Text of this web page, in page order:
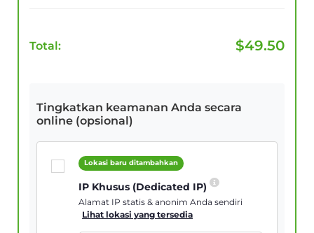
Total: $49.50
Tingkatkan keamanan Anda secara
online (opsional)
Lokasi baru ditambahkan
IP Khusus (Dedicated IP)
Alamat IP statis & anonim Anda sendiri
Lihat lokasi yang tersedia